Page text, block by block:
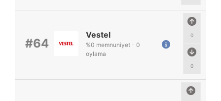
#64
0
0
Vestel
%0 memnuniyet - 0
oylama